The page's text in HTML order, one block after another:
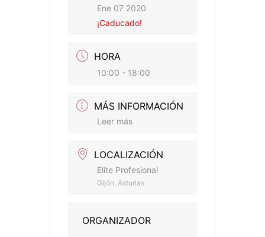
Ene 07 2020
¡Caducado!
HORA
10:00 - 18:00
MÁS INFORMACIÓN
Leer más
LOCALIZACIÓN
Elite Profesional
Gijón, Asturias
ORGANIZADOR